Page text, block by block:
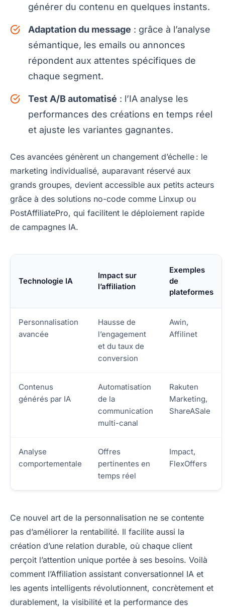
générer du contenu en quelques instants.
Adaptation du message : grâce à l’analyse
sémantique, les emails ou annonces
répondent aux attentes spécifiques de
chaque segment.
Test A/B automatisé : l’IA analyse les
performances des créations en temps réel
et ajuste les variantes gagnantes.
Ces avancées génèrent un changement d’échelle : le
marketing individualisé, auparavant réservé aux
grands groupes, devient accessible aux petits acteurs
grâce à des solutions no-code comme Linxup ou
PostAffiliatePro, qui facilitent le déploiement rapide
de campagnes IA.
Technologie IA
Impact sur
l’affiliation
Exemples
de
plateformes
Personnalisation
avancée
Hausse de
l’engagement
et du taux de
conversion
Awin,
Affilinet
Contenus
générés par IA
Automatisation
de la
communication
multi-canal
Rakuten
Marketing,
ShareASale
Analyse
comportementale
Offres
pertinentes en
temps réel
Impact,
FlexOffers
Ce nouvel art de la personnalisation ne se contente
pas d’améliorer la rentabilité. Il facilite aussi la
création d’une relation durable, où chaque client
perçoit l’attention unique portée à ses besoins. Voilà
comment l’Affiliation assistant conversationnel IA et
les agents intelligents révolutionnent, concrètement et
durablement, la visibilité et la performance des